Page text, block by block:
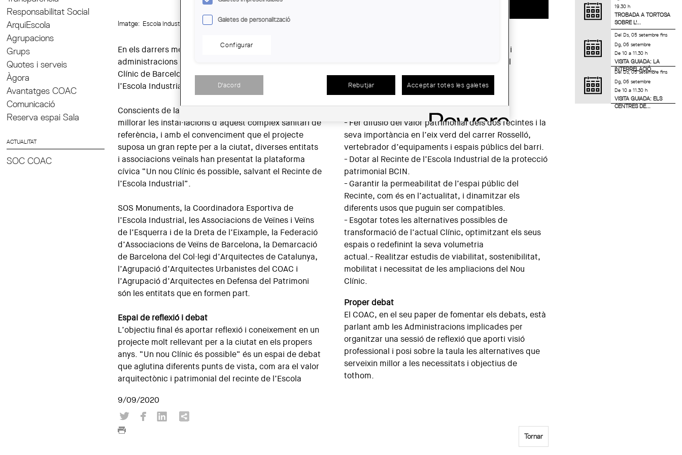
19.30 h
TROBADA A TORTOSA
SOBRE L'...
DelDs, 05 setembrefins
Dg, 06 setembre
De 10 a 11.30 h
VISITA GUIADA: LA
INTERRELACIÓ...
DelDs, 05 setembrefins
Dg, 06 setembre
De 10 a 11.30 h
VISITA GUIADA: ELS
CENTRES DE...
Responsabilitat Social
ArquiEscola
Agrupacions
Grups
Quotes i serveis
Àgora
Avantatges COAC
Comunicació
Reserva espai Sala
ACTUALITAT
SOC COAC
Imatge: Escola Industrial, pati de l'Escola del Treball © Wikimedia
En els darrers mesos ha transcendit la voluntat de les
administracions d’abordar l’ampliació de l’Hospital
Clínic de Barcelona aprofitant l’emblemàtic recinte de
l’Escola Industrial.
Conscients de la gran necessitat de poder ampliar i
millorar les instal·lacions d’aquest complex sanitari de
referència, i amb el convenciment que el projecte
suposa un gran repte per a la ciutat, diverses entitats
i associacions veïnals han presentat la plataforma
cívica “Un nou Clínic és possible, salvant el Recinte de
l’Escola Industrial”.
SOS Monuments, la Coordinadora Esportiva de
l’Escola Industrial, les Associacions de Veïnes i Veïns
de l’Esquerra i de la Dreta de l’Eixample, la Federació
d’Associacions de Veïns de Barcelona, la Demarcació
de Barcelona del Col·legi d’Arquitectes de Catalunya,
l’Agrupació d’Arquitectes Urbanistes del COAC i
l’Agrupació d’Arquitectes en Defensa del Patrimoni
són les entitats que en formen part.
Espai de reflexió i debat
L’objectiu final és aportar reflexió i coneixement en un
projecte molt rellevant per a la ciutat en els propers
anys. “Un nou Clínic és possible” és un espai de debat
que aglutina diferents punts de vista, com ara el valor
arquitectònic i patrimonial del recinte de l’Escola
Industrial o la preservació d’un espai públic i
equipament per al barri, amb la funció social
vertebradora que se’n deriva.
Així, des de la plataforma es proposa:
- Fer difusió del valor patrimonial dels dos recintes i la
seva importància en l’eix verd del carrer Rosselló,
vertebrador d’equipaments i espais públics del barri.
- Dotar al Recinte de l’Escola Industrial de la protecció
patrimonial BCIN.
- Garantir la permeabilitat de l’espai públic del
Recinte, com és en l’actualitat, i dinamitzar els
diferents usos que puguin ser compatibles.
- Esgotar totes les alternatives possibles de
transformació de l’actual Clínic, optimitzant els seus
espais o redefinint la seva volumetria
actual.- Realitzar estudis de viabilitat, sostenibilitat,
mobilitat i necessitat de les ampliacions del Nou
Clínic.
Proper debat
El COAC, en el seu paper de fomentar els debats, està
parlant amb les Administracions implicades per
organitzar una sessió de reflexió que aporti visió
professional i posi sobre la taula les alternatives que
serveixin millor a les necessitats i objectius de
tothom.
9/09/2020
Tornar
Galetes de personalització
Configurar
D'acord Rebutjar Acceptar totes les galetes